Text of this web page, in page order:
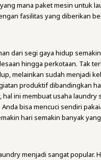
mana paket mesin untuk
fasilitas yang diberikan
dari segi gaya hidup
hingga perkotaan. Tak
melainkan sudah menjadi
produktif dibandingkan
ini membuat usaha
bisa mencuci sendiri
hari semakin banyak
menjadi sangat